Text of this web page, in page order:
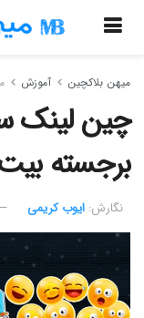
میهن بلاکچین آموزش
چین لینک
برجسته
نگارش:‌ ایوب کریمی